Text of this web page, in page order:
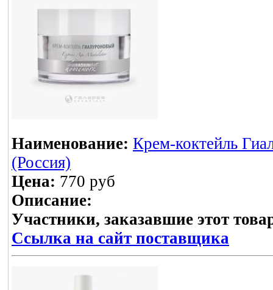
Наименование: Крем-коктейль
(Россия)
Цена: 770 руб
Описание:
Участники, заказавшие этот
Ссылка на сайт поставщика